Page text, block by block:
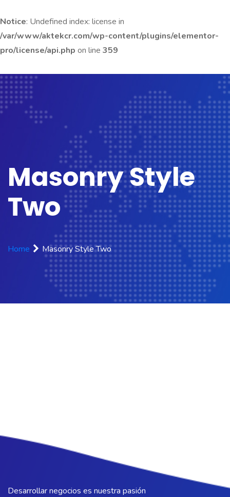
Notice: Undefined index: license in
/var/www/aktekcr.com/wp-content/plugins/elementor-
pro/license/api.php on line 359
Masonry Style
Two
Home Masonry Style Two
Desarrollar negocios es nuestra pasión